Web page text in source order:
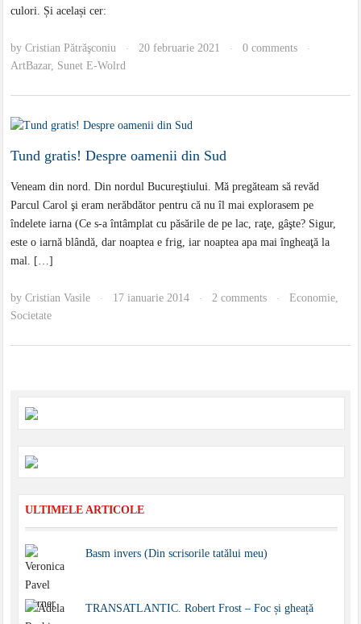
culori. Și același cer:
byCristian Pătrăşconiu · 20 februarie 2021 · 0 comments ·
ArtBazar, Sunet E-Wolrd
Tund gratis! Despre oamenii din Sud
Veneam din nord. Din nordul Bucureştiului. Mă pregăteam să revăd
Parcul Carol şi eram nerăbdător pentru că nu îl mai explorasem pe
îndelete iarna (Ce s-a întâmplat cu păsările de pe lac, raţe, gâşte? Sigur,
este o iarnă blândă, dar noaptea e frig, iar noaptea apa mai îngheaţă la
mal. […]
byCristian Vasile · 17 ianuarie 2014 · 2 comments · Economie,
Societate
ULTIMELE ARTICOLE
Basm invers (Din scrisorile tatălui meu)
TRANSATLANTIC. Robert Frost – Foc și gheață